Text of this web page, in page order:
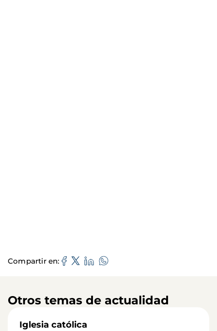
Compartir en
Otros temas de actualidad
Iglesia católica